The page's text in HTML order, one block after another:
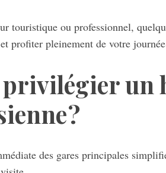
touristique ou professionnel,
profiter pleinement de votre
un
?
des gares principales